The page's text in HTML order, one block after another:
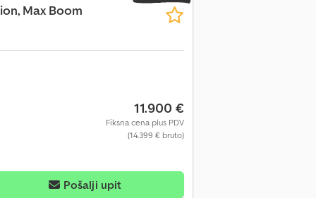
Max Boom
11.900 €
Fiksna cena plus PDV
(14.399 € bruto)
Pošalji upit